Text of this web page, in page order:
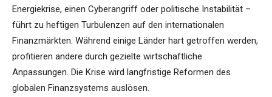
Energiekrise, einen Cyberangriff oder politische Instabilität –
führt zu heftigen Turbulenzen auf den internationalen
Finanzmärkten. Während einige Länder hart getroffen werden,
profitieren andere durch gezielte wirtschaftliche
Anpassungen. Die Krise wird langfristige Reformen des
globalen Finanzsystems auslösen.